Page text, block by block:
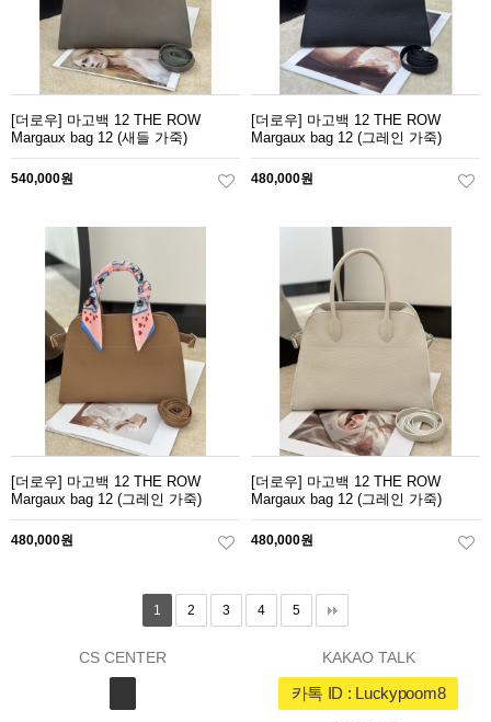
[더로우] 마고백 12 THE ROW
Margaux bag 12 (새들 가죽)
540,000원
[더로우] 마고백 12 THE ROW
Margaux bag 12 (그레인 가죽)
480,000원
[더로우] 마고백 12 THE ROW
Margaux bag 12 (그레인 가죽)
480,000원
[더로우] 마고백 12 THE ROW
Margaux bag 12 (그레인 가죽)
480,000원
1 2 3 4 5
CS CENTER KAKAO TALK
카톡 ID : Luckypoom8